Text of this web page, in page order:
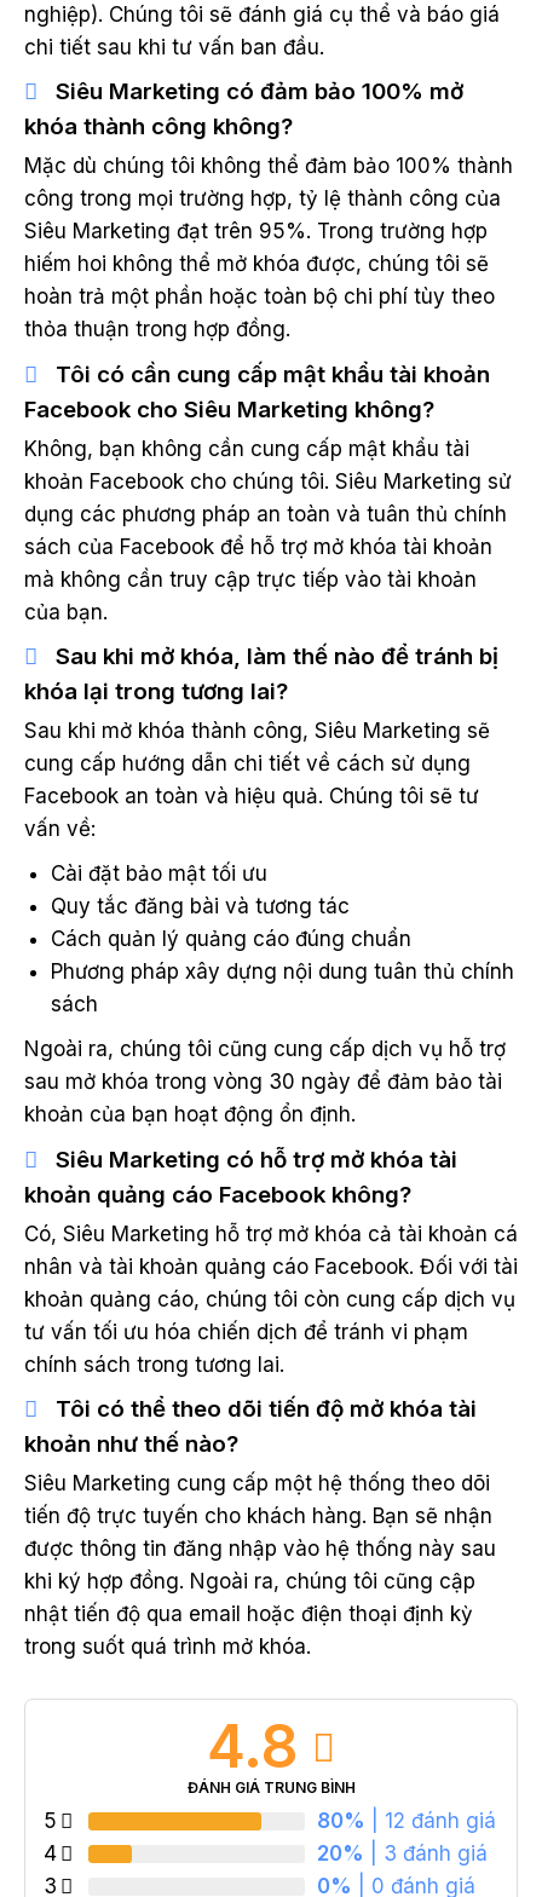
nghiệp). Chúng tôi sẽ đánh giá cụ thể và báo giá
chi tiết sau khi tư vấn ban đầu.
Siêu Marketing có đảm bảo 100% mở
khóa thành công không?
Mặc dù chúng tôi không thể đảm bảo 100% thành
công trong mọi trường hợp, tỷ lệ thành công của
Siêu Marketing đạt trên 95%. Trong trường hợp
hiếm hoi không thể mở khóa được, chúng tôi sẽ
hoàn trả một phần hoặc toàn bộ chi phí tùy theo
thỏa thuận trong hợp đồng.
Tôi có cần cung cấp mật khẩu tài khoản
Facebook cho Siêu Marketing không?
Không, bạn không cần cung cấp mật khẩu tài
khoản Facebook cho chúng tôi. Siêu Marketing sử
dụng các phương pháp an toàn và tuân thủ chính
sách của Facebook để hỗ trợ mở khóa tài khoản
mà không cần truy cập trực tiếp vào tài khoản
của bạn.
Sau khi mở khóa, làm thế nào để tránh bị
khóa lại trong tương lai?
Sau khi mở khóa thành công, Siêu Marketing sẽ
cung cấp hướng dẫn chi tiết về cách sử dụng
Facebook an toàn và hiệu quả. Chúng tôi sẽ tư
vấn về:
Cài đặt bảo mật tối ưu
Quy tắc đăng bài và tương tác
Cách quản lý quảng cáo đúng chuẩn
Phương pháp xây dựng nội dung tuân thủ chính
sách
Ngoài ra, chúng tôi cũng cung cấp dịch vụ hỗ trợ
sau mở khóa trong vòng 30 ngày để đảm bảo tài
khoản của bạn hoạt động ổn định.
Siêu Marketing có hỗ trợ mở khóa tài
khoản quảng cáo Facebook không?
Có, Siêu Marketing hỗ trợ mở khóa cả tài khoản cá
nhân và tài khoản quảng cáo Facebook. Đối với tài
khoản quảng cáo, chúng tôi còn cung cấp dịch vụ
tư vấn tối ưu hóa chiến dịch để tránh vi phạm
chính sách trong tương lai.
Tôi có thể theo dõi tiến độ mở khóa tài
khoản như thế nào?
Siêu Marketing cung cấp một hệ thống theo dõi
tiến độ trực tuyến cho khách hàng. Bạn sẽ nhận
được thông tin đăng nhập vào hệ thống này sau
khi ký hợp đồng. Ngoài ra, chúng tôi cũng cập
nhật tiến độ qua email hoặc điện thoại định kỳ
trong suốt quá trình mở khóa.
4.8
ĐÁNH GIÁ TRUNG BÌNH
5 80% | 12 đánh giá
4
20% | 3 đánh giá
3
0% | 0 đánh giá